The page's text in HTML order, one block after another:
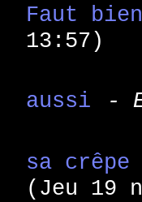
Faut
13:57)
aussi -
sa
(Jeu 19